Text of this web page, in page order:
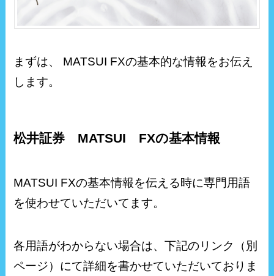
まずは、 MATSUI FXの基本的な情報をお伝え
します。
松井証券 MATSUI FXの基本情報
MATSUI FXの基本情報を伝える時に専門用語
を使わせていただいてます。
各用語がわからない場合は、下記のリンク（別
ページ）にて詳細を書かせていただいておりま